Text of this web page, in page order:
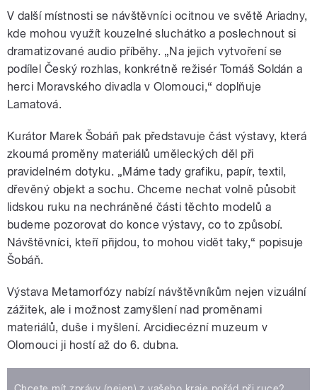
V další místnosti se návštěvníci ocitnou ve světě Ariadny,
kde mohou využít kouzelné sluchátko a poslechnout si
dramatizované audio příběhy. „Na jejich vytvoření se
podílel Český rozhlas, konkrétně režisér Tomáš Soldán a
herci Moravského divadla v Olomouci,“ doplňuje
Lamatová.
Kurátor Marek Šobáň pak představuje část výstavy, která
zkoumá proměny materiálů uměleckých děl při
pravidelném dotyku. „Máme tady grafiku, papír, textil,
dřevěný objekt a sochu. Chceme nechat volně působit
lidskou ruku na nechráněné části těchto modelů a
budeme pozorovat do konce výstavy, co to způsobí.
Návštěvníci, kteří přijdou, to mohou vidět taky,“ popisuje
Šobáň.
Výstava Metamorfózy nabízí návštěvníkům nejen vizuální
zážitek, ale i možnost zamyšlení nad proměnami
materiálů, duše i myšlení. Arcidiecézní muzeum v
Olomouci ji hostí až do 6. dubna.